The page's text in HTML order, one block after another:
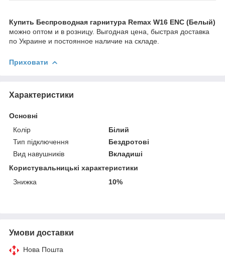
Купить Беспроводная гарнитура Remax W16 ENC (Белый)
можно оптом и в розницу. Выгодная цена, быстрая доставка
по Украине и постоянное наличие на складе.
Приховати
Характеристики
Основні
Колір
Білий
Тип підключення
Бездротові
Вид навушників
Вкладиші
Користувальницькі характеристики
Знижка
10%
Умови доставки
Нова Пошта